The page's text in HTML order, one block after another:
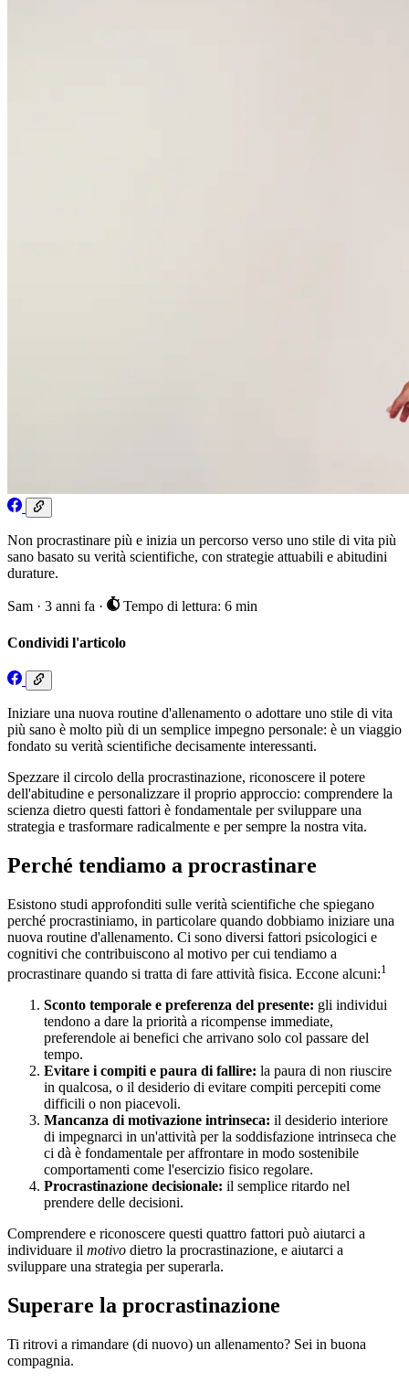
Non procrastinare più e inizia un percorso verso uno stile di vita più
sano basato su verità scientifiche, con strategie attuabili e abitudini
durature.
Sam · 3 anni fa · Tempo di lettura: 6 min
Condividi l'articolo
Iniziare una nuova routine d'allenamento o adottare uno stile di vita
più sano è molto più di un semplice impegno personale: è un viaggio
fondato su verità scientifiche decisamente interessanti.
Spezzare il circolo della procrastinazione, riconoscere il potere
dell'abitudine e personalizzare il proprio approccio: comprendere la
scienza dietro questi fattori è fondamentale per sviluppare una
strategia e trasformare radicalmente e per sempre la nostra vita.
Perché tendiamo a procrastinare
Esistono studi approfonditi sulle verità scientifiche che spiegano
perché procrastiniamo, in particolare quando dobbiamo iniziare una
nuova routine d'allenamento. Ci sono diversi fattori psicologici e
cognitivi che contribuiscono al motivo per cui tendiamo a
procrastinare quando si tratta di fare attività fisica. Eccone alcuni:1
Sconto temporale e preferenza del presente: gli individui
tendono a dare la priorità a ricompense immediate,
preferendole ai benefici che arrivano solo col passare del
tempo.
Evitare i compiti e paura di fallire: la paura di non riuscire
in qualcosa, o il desiderio di evitare compiti percepiti come
difficili o non piacevoli.
Mancanza di motivazione intrinseca: il desiderio interiore
di impegnarci in un'attività per la soddisfazione intrinseca che
ci dà è fondamentale per affrontare in modo sostenibile
comportamenti come l'esercizio fisico regolare.
Procrastinazione decisionale: il semplice ritardo nel
prendere delle decisioni.
Comprendere e riconoscere questi quattro fattori può aiutarci a
individuare il motivo dietro la procrastinazione, e aiutarci a
sviluppare una strategia per superarla.
Superare la procrastinazione
Ti ritrovi a rimandare (di nuovo) un allenamento? Sei in buona
compagnia.